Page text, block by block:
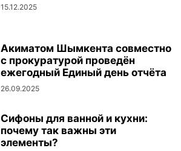
15.12.2025
Акиматом Шымкента совместно
с прокуратурой проведён
ежегодный Единый день отчёта
26.09.2025
Сифоны для ванной и кухни:
почему так важны эти
элементы?